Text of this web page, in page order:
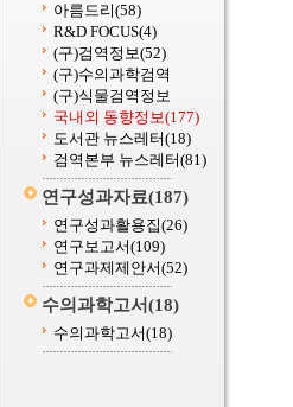
아름드리(58)
R&D FOCUS(4)
(구)검역정보(52)
(구)수의과학검역
(구)식물검역정보
국내외 동향정보(177)
도서관 뉴스레터(18)
검역본부 뉴스레터(81)
연구성과자료(187)
연구성과활용집(26)
연구보고서(109)
연구과제제안서(52)
수의과학고서(18)
수의과학고서(18)